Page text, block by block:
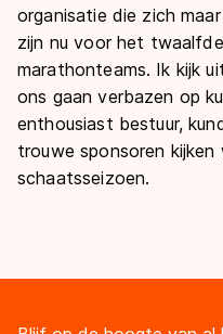
organisatie die zich
zijn nu voor het
marathonteams. Ik kijk
ons gaan verbazen op
enthousiast bestuur,
trouwe sponsoren
schaatsseizoen.